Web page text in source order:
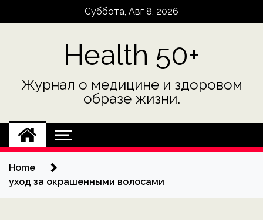
Суббота, Авг 8, 2026
Health 50+
Журнал о медицине и здоровом
образе жизни.
Home
уход за окрашенными волосами